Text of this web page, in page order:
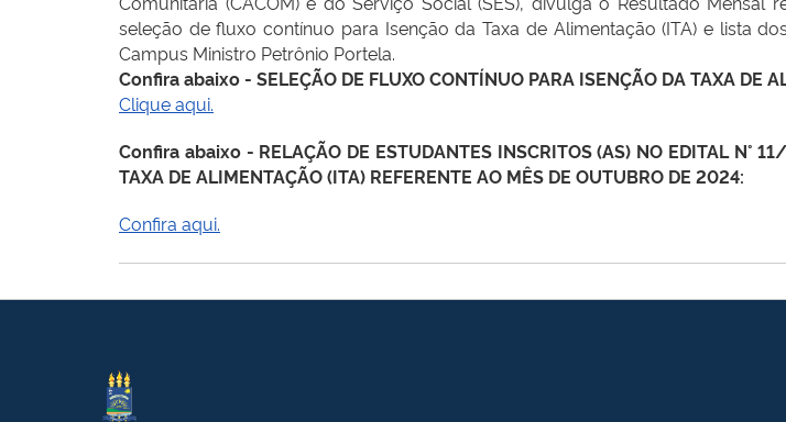
seleção de fluxo contínuo para Isenção da Taxa de Alimentação (ITA) e lista
Campus Ministro Petrônio Portela.
Confira abaixo - SELEÇÃO DE FLUXO CONTÍNUO PARA ISENÇÃO DA TAXA DE
Clique aqui.
Confira abaixo - RELAÇÃO DE ESTUDANTES INSCRITOS (AS) NO EDITAL N°
TAXA DE ALIMENTAÇÃO (ITA) REFERENTE AO MÊS DE OUTUBRO DE 2024:
Confira aqui.